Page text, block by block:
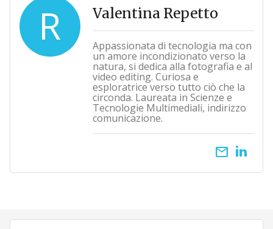
R Valentina Repetto
Appassionata di tecnologia ma con
un amore incondizionato verso la
natura, si dedica alla fotografia e al
video editing. Curiosa e
esploratrice verso tutto ciò che la
circonda. Laureata in Scienze e
Tecnologie Multimediali, indirizzo
comunicazione.
email